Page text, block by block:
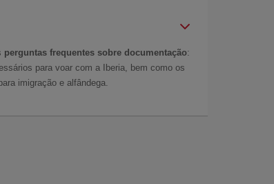
perguntas frequentes sobre documentação:
para voar com a Iberia, bem como os
imigração e alfândega.